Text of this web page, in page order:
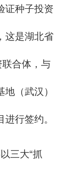
种子投资
这是湖北省
联合体，与
（武汉）
行签约。
三大“抓